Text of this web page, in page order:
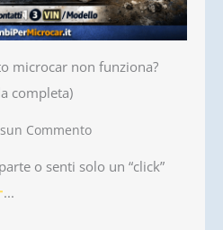
microcar non funziona?
completa)
Commento
o senti solo un “click”
...